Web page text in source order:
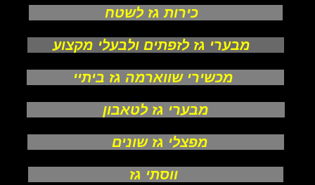
כירות גז לשטח
מבערי גז לזפתים ולבעלי מקצוע
מכשירי שווארמה גז ביתיי
מבערי גז לטאבון
מפצלי גז שונים
ווסתי גז